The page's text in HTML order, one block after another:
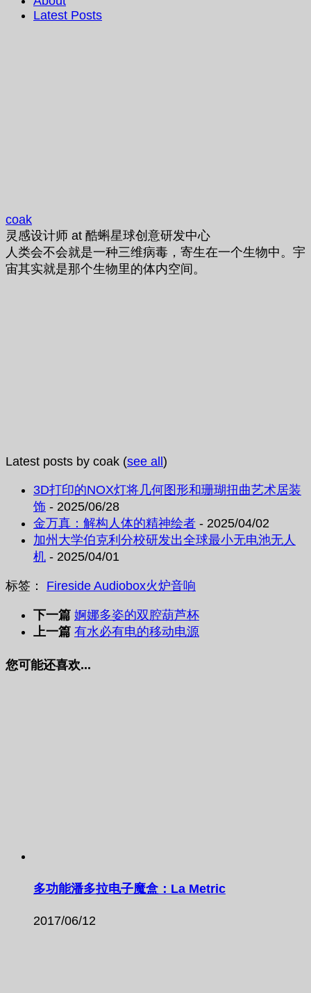
Latest Posts
coak
灵感设计师 at 酷蝌星球创意研发中心
人类会不会就是一种三维病毒，寄生在一个生物中。宇
宙其实就是那个生物里的体内空间。
Latest posts by coak (see all)
3D打印的NOX灯将几何图形和珊瑚扭曲艺术居装
饰 - 2025/06/28
金万真：解构人体的精神绘者 - 2025/04/02
加州大学伯克利分校研发出全球最小无电池无人
机 - 2025/04/01
标签： Fireside Audiobox火炉音响
下一篇 婀娜多姿的双腔葫芦杯
上一篇 有水必有电的移动电源
您可能还喜欢...
多功能潘多拉电子魔盒：La Metric
2017/06/12